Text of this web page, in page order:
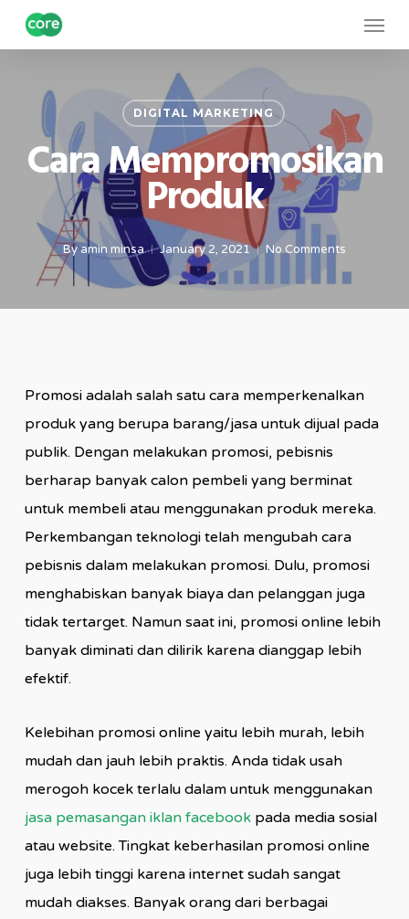
Skip
content
Menu
DIGITAL MARKETING
Cara Mempromosikan
Produk
Byamin minsa January 2, 2021 No Comments
Promosi adalah salah satu cara memperkenalkan
produk yang berupa barang/jasa untuk dijual pada
publik. Dengan melakukan promosi, pebisnis
berharap banyak calon pembeli yang berminat
untuk membeli atau menggunakan produk mereka.
Perkembangan teknologi telah mengubah cara
pebisnis dalam melakukan promosi. Dulu, promosi
menghabiskan banyak biaya dan pelanggan juga
tidak tertarget. Namun saat ini, promosi online lebih
banyak diminati dan dilirik karena dianggap lebih
efektif.
Kelebihan promosi online yaitu lebih murah, lebih
mudah dan jauh lebih praktis. Anda tidak usah
merogoh kocek terlalu dalam untuk menggunakan
jasa pemasangan iklan facebookpada media sosial
atau website. Tingkat keberhasilan promosi online
juga lebih tinggi karena internet sudah sangat
mudah diakses. Banyak orang dari berbagai